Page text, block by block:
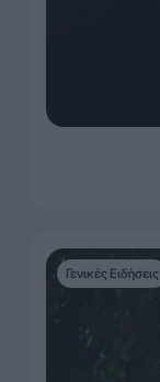
Γενικές Ειδήσεις